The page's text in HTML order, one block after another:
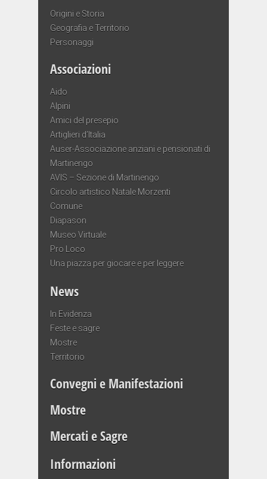
Origini e Storia
Geografia e Territorio
Personaggi
Associazioni
Aido
Alpini
Amici del presepio
Artiglieri d’Italia
Auser-Associazione anziani e pensionati di
Martinengo
AVIS – Sezione di Martinengo
Circolo artistico Natale Morzenti
Comune
Diapason
Museo Virtuale
Pro Loco
Una piazza per giocare e per leggere
News
In Evidenza
Feste e sagre
Mostre
Territorio
Convegni e Manifestazioni
Mostre
Mercati e Sagre
Informazioni